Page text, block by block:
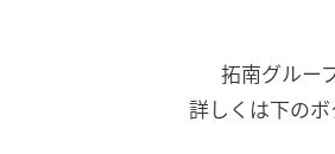
拓南グルー
詳しくは下の